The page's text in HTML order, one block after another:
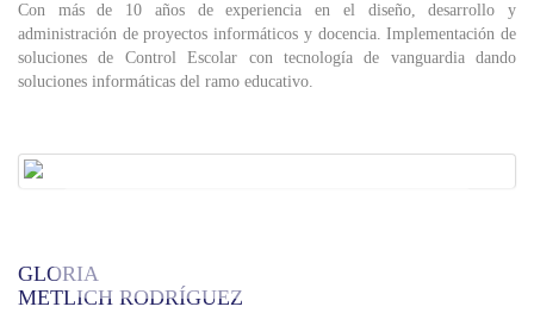
Con más de 10 años de experiencia en el diseño, desarrollo y
administración de proyectos informáticos y docencia. Implementación de
soluciones de Control Escolar con tecnología de vanguardia dando
soluciones informáticas del ramo educativo.
GLORIA
METLICH RODRÍGUEZ